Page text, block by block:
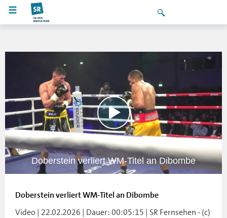
Doberstein verliert WM-Titel an Dibombe
Doberstein verliert WM-Titel an Dibombe
Video | 22.02.2026 | Dauer: 00:05:15 | SR Fernsehen - (c)